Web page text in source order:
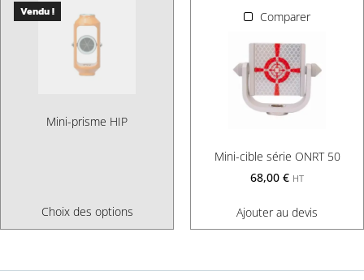
Vendu !
Mini-prisme HIP
Choix des options
Comparer
Mini-cible série ONRT 50
68,00 € HT
Ajouter au devis